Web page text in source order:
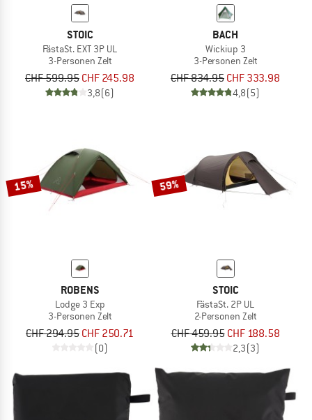
STOIC
FästaSt. EXT 3P UL
3-Personen Zelt
CHF 599.95 CHF 245.98
3,8(6)
BACH
Wickiup 3
3-Personen Zelt
CHF 834.95 CHF 333.98
4,8(5)
15%
ROBENS
Lodge 3 Exp
3-Personen Zelt
CHF 294.95 CHF 250.71
(0)
59%
STOIC
FästaSt. 2P UL
2-Personen Zelt
CHF 459.95 CHF 188.58
2,3(3)